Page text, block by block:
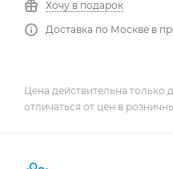
Хочу в подарок
Доставка по Москве в
Цена действительна только
отличаться от цен в